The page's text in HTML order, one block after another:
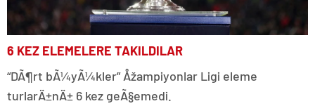
6 KEZ ELEMELERE TAKILDILAR
“DÃ¶rt bÃ¼yÃ¼kler” Åžampiyonlar Ligi eleme
turlarÄ±nÄ± 6 kez geÃ§emedi.